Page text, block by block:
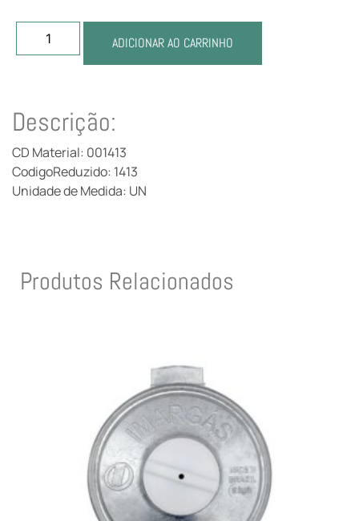
ADICIONAR AO CARRINHO
Descrição:
CD Material: 001413
CodigoReduzido: 1413
Unidade de Medida: UN
Produtos Relacionados